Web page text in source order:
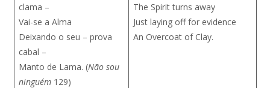
clama –
Vai-se a Alma
Deixando o seu – prova
cabal –
Manto de Lama. (Não sou
ninguém129)
The Spirit turns away
Just laying off for evidence
An Overcoat of Clay.